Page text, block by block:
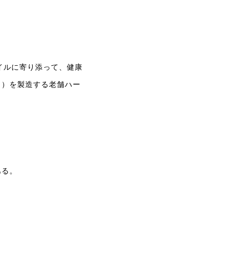
ルに寄り添って、健康
を製造する老舗ハー
。